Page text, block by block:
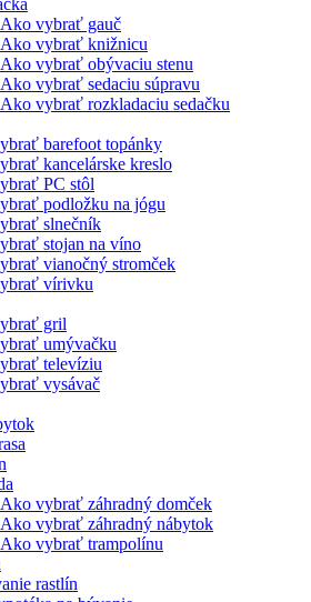
Ako vybrať gauč
Ako vybrať knižnicu
Ako vybrať obývaciu stenu
Ako vybrať sedaciu súpravu
Ako vybrať rozkladaciu sedačku
barefoot topánky
kancelárske kreslo
PC stôl
podložku na jógu
slnečník
stojan na víno
vianočný stromček
vírivku
gril
umývačku
televíziu
vysávač
Ako vybrať záhradný domček
Ako vybrať záhradný nábytok
Ako vybrať trampolínu
rastlín